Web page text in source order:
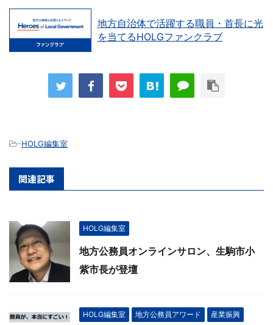
地方自治体で活躍する職員・首長に光
を当てるHOLGファンクラブ
-HOLG編集室
関連記事
HOLG編集室
地方公務員オンラインサロン、生駒市小
紫市長が登壇
HOLG編集室 地方公務員アワード
産業振興